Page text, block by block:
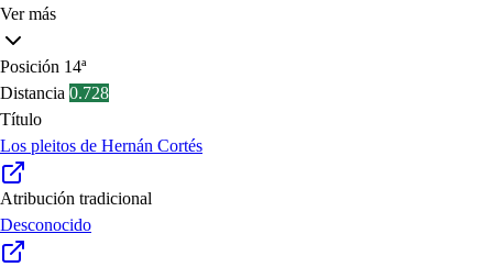
Ver más
Posición 14ª
Distancia 0.728
Título
Los pleitos de Hernán Cortés
Atribución tradicional
Desconocido